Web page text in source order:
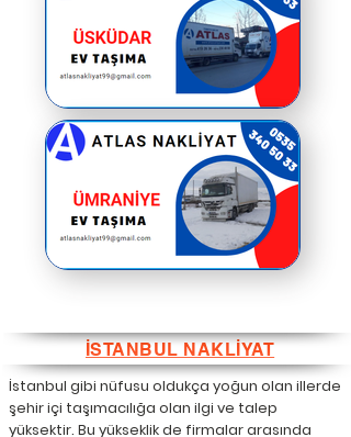
İSTANBUL NAKLİYAT
İstanbul gibi nüfusu oldukça yoğun olan illerde
şehir içi taşımacılığa olan ilgi ve talep
yüksektir. Bu yükseklik de firmalar arasında